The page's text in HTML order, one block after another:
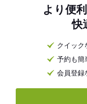
より便
快
クイック
予約も簡
会員登録